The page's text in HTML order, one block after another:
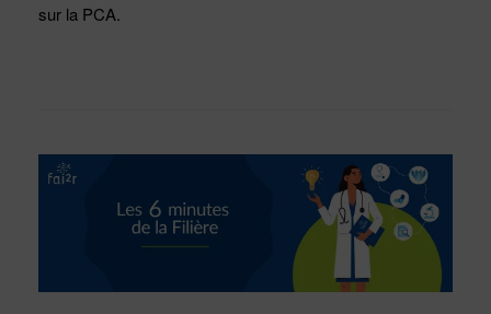
sur la PCA.